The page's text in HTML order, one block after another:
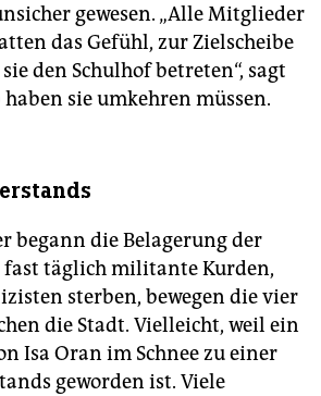
gewesen. „Alle Mitglieder
das Gefühl, zur Zielscheibe
den Schulhof betreten“, sagt
sie umkehren müssen.
begann die Belagerung der
täglich militante Kurden,
sterben, bewegen die vier
die Stadt. Vielleicht, weil ein
Isa Oran im Schnee zu einer
geworden ist. Viele